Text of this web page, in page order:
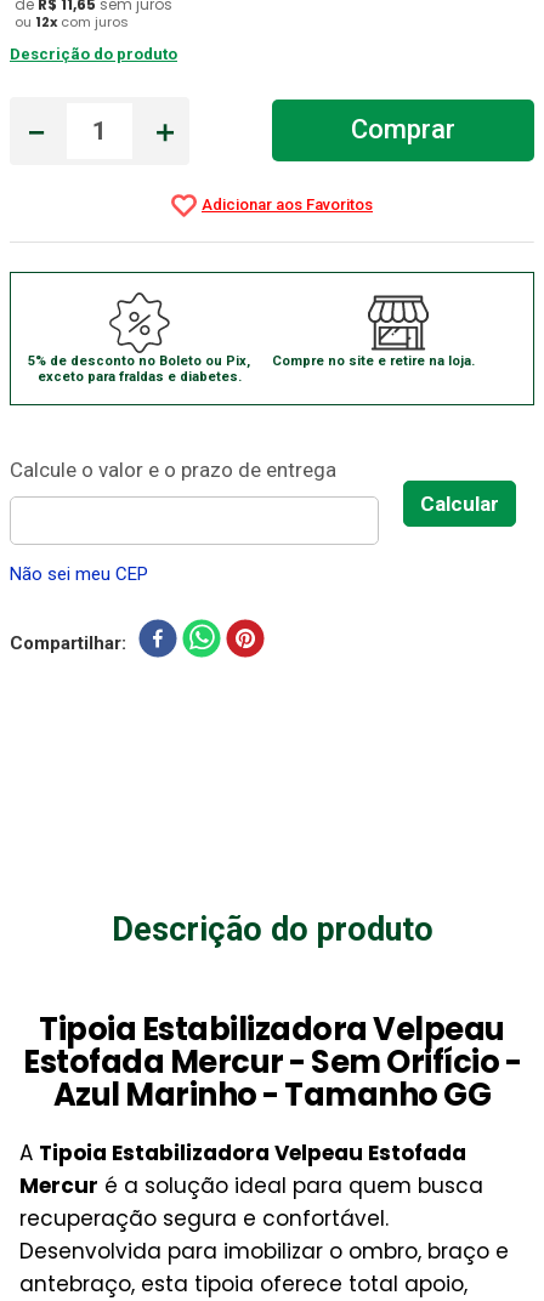
de R$ 11,65 sem juros
ou 12x com juros
Descrição do produto
＋
－ Comprar
5% de desconto no Boleto ou Pix,
exceto para fraldas e diabetes.
Compre no site e retire na loja.
Não sei meu CEP
Compartilhar
Descrição do produto
Tipoia Estabilizadora Velpeau
Estofada Mercur - Sem Orifício -
Azul Marinho - Tamanho GG
A Tipoia Estabilizadora Velpeau Estofada
Mercur é a solução ideal para quem busca
recuperação segura e confortável.
Desenvolvida para imobilizar o ombro, braço e
antebraço, esta tipoia oferece total apoio,
Absorvente Geriatrico
Cadeira Banho